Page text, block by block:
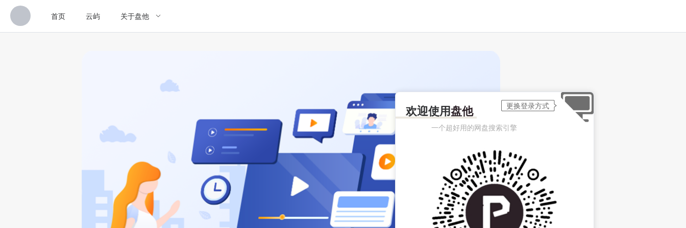
首页 云屿 关于盘他
欢迎使用盘他
一个超好用的网盘搜索引擎